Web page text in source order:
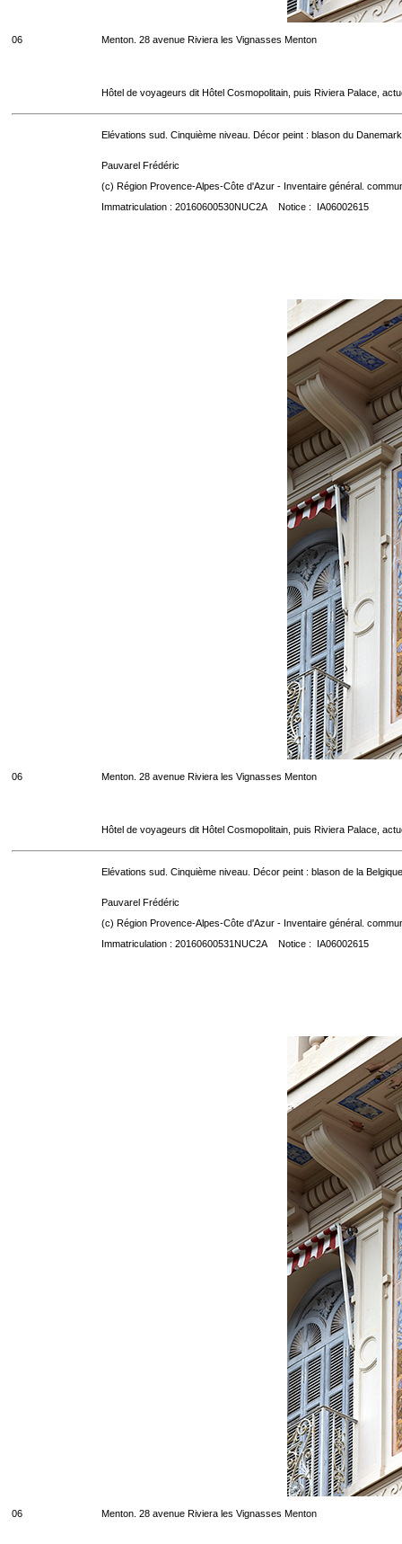
06 Menton. 28 avenue Riviera les Vignasses Menton
Hôtel de voyageurs dit Hôtel Cosmopolitain, puis Riviera Palace,
Elévations sud. Cinquième niveau. Décor peint : blason du
Pauvarel Frédéric
(c) Région Provence-Alpes-Côte d'Azur - Inventaire général.
Immatriculation : 20160600530NUC2A Notice : IA06002615
06 Menton. 28 avenue Riviera les Vignasses Menton
Hôtel de voyageurs dit Hôtel Cosmopolitain, puis Riviera Palace,
Elévations sud. Cinquième niveau. Décor peint : blason de la
Pauvarel Frédéric
(c) Région Provence-Alpes-Côte d'Azur - Inventaire général.
Immatriculation : 20160600531NUC2A Notice : IA06002615
06 Menton. 28 avenue Riviera les Vignasses Menton